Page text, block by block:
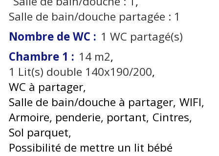
Salle de bain/douche partagée : 1
Nombre de WC : 1 WC partagé(s)
Chambre 1 : 14 m2
1 Lit(s) double 140x190/200
WC à partager
Salle de bain/douche à partager WIFI
Armoire, penderie, portant Cintres
Sol parquet
Possibilité de mettre un lit bébé